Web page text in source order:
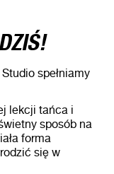
spełniamy
lekcji tańca i
sposób na
forma
się w